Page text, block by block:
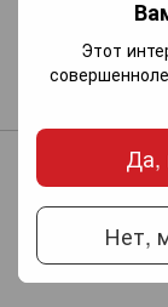
Этот
Да,
Нет,
Drappier Rose Brut
Dosage